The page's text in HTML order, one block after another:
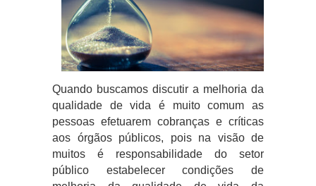
Quando buscamos discutir a melhoria da
qualidade de vida é muito comum as
pessoas efetuarem cobranças e críticas
aos órgãos públicos, pois na visão de
muitos é responsabilidade do setor
público estabelecer condições de